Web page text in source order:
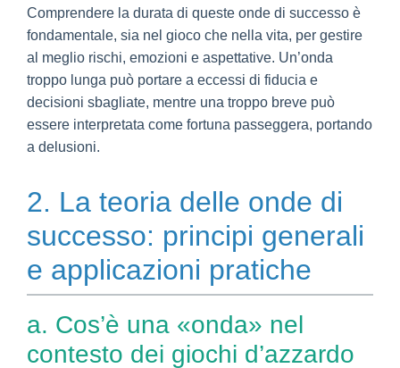
Comprendere la durata di queste onde di successo è
fondamentale, sia nel gioco che nella vita, per gestire
al meglio rischi, emozioni e aspettative. Un’onda
troppo lunga può portare a eccessi di fiducia e
decisioni sbagliate, mentre una troppo breve può
essere interpretata come fortuna passeggera, portando
a delusioni.
2. La teoria delle onde di
successo: principi generali
e applicazioni pratiche
a. Cos’è una «onda» nel
contesto dei giochi d’azzardo